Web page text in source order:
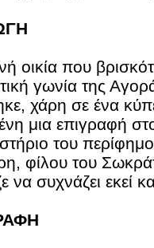
οικία που
γωνία της
χάρη σε ένα
μια επιγραφή
του
φίλου του
να συχνάζει εκεί